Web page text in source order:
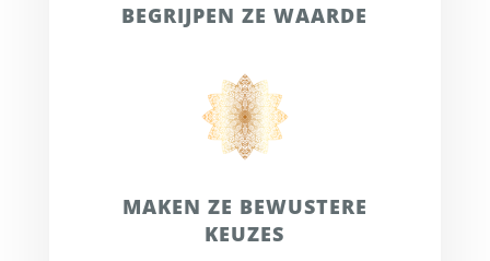
BEGRIJPEN ZE WAARDE
MAKEN ZE BEWUSTERE
KEUZES